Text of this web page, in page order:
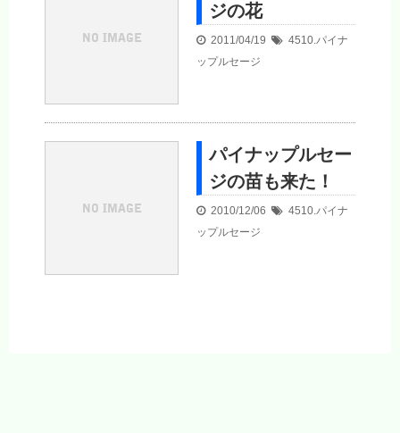
ジの花
2011/04/19
4510.パイナ
ップルセージ
パイナップルセー
ジの苗も来た！
2010/12/06
4510.パイナ
ップルセージ